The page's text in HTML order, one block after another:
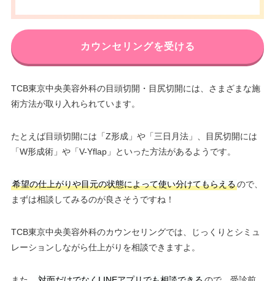
カウンセリングを受ける
TCB東京中央美容外科の目頭切開・目尻切開には、さまざまな施
術方法が取り入れられています。
たとえば目頭切開には「Z形成」や「三日月法」、目尻切開には
「W形成術」や「V-Yflap」といった方法があるようです。
希望の仕上がりや目元の状態によって使い分けてもらえるので、
まずは相談してみるのが良さそうですね！
TCB東京中央美容外科のカウンセリングでは、じっくりとシミュ
レーションしながら仕上がりを相談できますよ。